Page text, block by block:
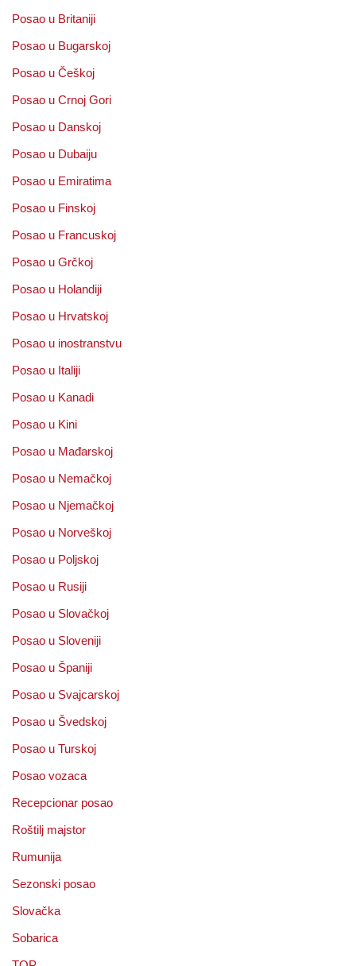
Posao u Britaniji
Posao u Bugarskoj
Posao u Češkoj
Posao u Crnoj Gori
Posao u Danskoj
Posao u Dubaiju
Posao u Emiratima
Posao u Finskoj
Posao u Francuskoj
Posao u Grčkoj
Posao u Holandiji
Posao u Hrvatskoj
Posao u inostranstvu
Posao u Italiji
Posao u Kanadi
Posao u Kini
Posao u Mađarskoj
Posao u Nemačkoj
Posao u Njemačkoj
Posao u Norveškoj
Posao u Poljskoj
Posao u Rusiji
Posao u Slovačkoj
Posao u Sloveniji
Posao u Španiji
Posao u Svajcarskoj
Posao u Švedskoj
Posao u Turskoj
Posao vozaca
Recepcionar posao
Roštilj majstor
Rumunija
Sezonski posao
Slovačka
Sobarica